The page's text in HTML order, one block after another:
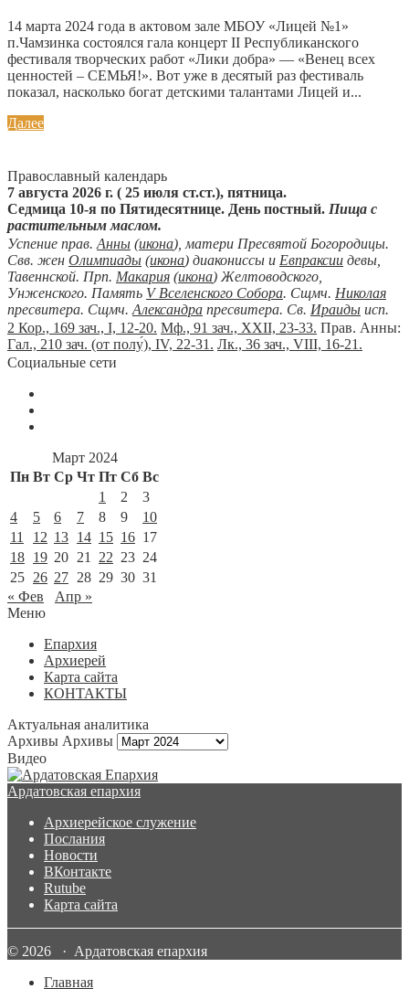
14 марта 2024 года в актовом зале МБОУ «Лицей №1»
п.Чамзинка состоялся гала концерт II Республиканского
фестиваля творческих работ «Лики добра» — «Венец всех
ценностей – СЕМЬЯ!». Вот уже в десятый раз фестиваль
показал, насколько богат детскими талантами Лицей и...
Далее
Православный календарь
7 августа 2026 г. ( 25 июля ст.ст.), пятница.
Седмица 10-я по Пятидесятнице. День постный. Пища с
растительным маслом.
Успение прав. Анны (икона), матери Пресвятой Богородицы.
Свв. жен Олимпиады (икона) диакониссы и Евпраксии девы,
Тавеннской. Прп. Макария (икона) Желтоводского,
Унженского. Память V Вселенского Собора. Сщмч. Николая
пресвитера. Сщмч. Александра пресвитера. Св. Ираиды исп.
2 Кор., 169 зач., I, 12-20. Мф., 91 зач., XXII, 23-33. Прав. Анны:
Гал., 210 зач. (от полу́), IV, 22-31. Лк., 36 зач., VIII, 16-21.
Социальные сети
Март 2024
Пн Вт Ср Чт Пт Сб Вс
1
2
3
4
5 6 7 8 9
10
11
12 13 14 15 16 17
18 19 20 21 22 23 24
25 26 27 28 29 30 31
« Фев
Апр »
Меню
Епархия
Архиерей
Карта сайта
КОНТАКТЫ
Актуальная аналитика
Архивы Архивы
Видео
Ардатовская епархия
Архиерейское служение
Послания
Новости
ВКонтакте
Rutube
Карта сайта
© 2026 · Ардатовская епархия
Главная